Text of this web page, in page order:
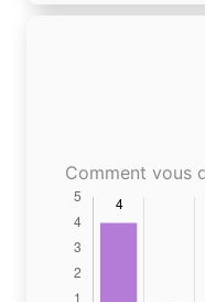
Comment vous